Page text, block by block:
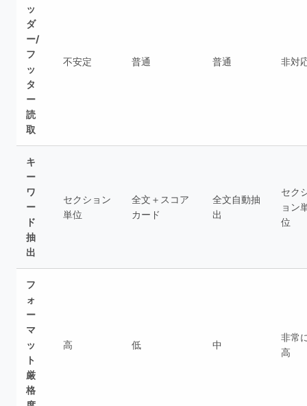
ッ
ダ
ー/
フ
ッ
タ
ー
読
取
不安定 普通 普通 非対
キ
ー
ワ
ー
ド
抽
出
セクション
単位
全文＋スコア
カード
全文自動抽
出
セク
ョン
位
フ
ォ
ー
マ
ッ
ト
厳
格
高 低 中
非常
高